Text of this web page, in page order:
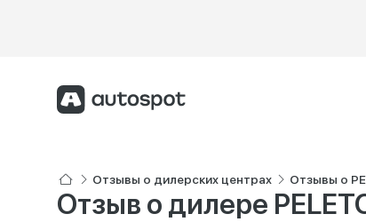
Отзывы о дилерских центрах Отзывы о
Отзыв о дилере